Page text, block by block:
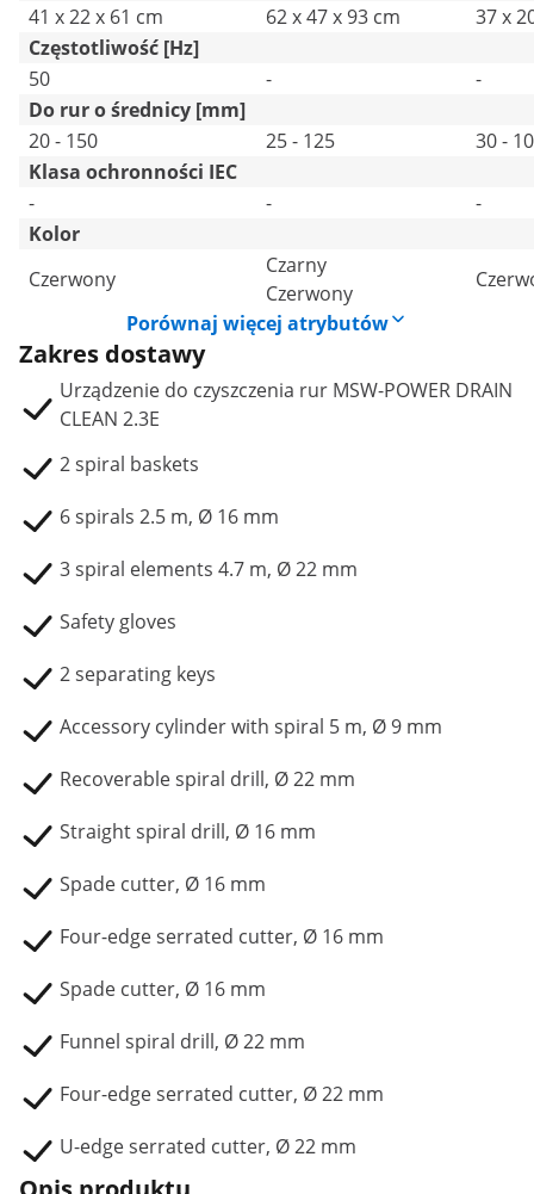
41 x 22 x 61 cm
62 x 47 x 93 cm
37 x
Częstotliwość [Hz]
50
-
-
Do rur o średnicy [mm]
20 - 150
25 - 125
30 -
Klasa ochronności IEC
-
-
-
Kolor
Czerwony
Czarny
Czerwony
Porównaj więcej atrybutów
Zakres dostawy
Urządzenie do czyszczenia rur MSW-POWER DRAIN
CLEAN 2.3E
2 spiral baskets
6 spirals 2.5 m, Ø 16 mm
3 spiral elements 4.7 m, Ø 22 mm
Safety gloves
2 separating keys
Accessory cylinder with spiral 5 m, Ø 9 mm
Recoverable spiral drill, Ø 22 mm
Straight spiral drill, Ø 16 mm
Spade cutter, Ø 16 mm
Four-edge serrated cutter, Ø 16 mm
Spade cutter, Ø 16 mm
Funnel spiral drill, Ø 22 mm
Four-edge serrated cutter, Ø 22 mm
U-edge serrated cutter, Ø 22 mm